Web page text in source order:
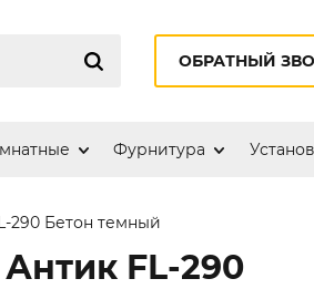
ОБРАТНЫЙ
Фурнитура
290 Бетон темный
FL-290